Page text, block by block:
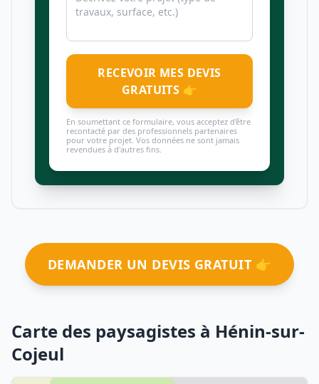
RECEVOIR MES DEVIS
GRATUITS 👉
En soumettant ce formulaire, vous acceptez d'être
recontacté par des professionnels partenaires
pour votre projet. Vos données ne sont jamais
revendues à d'autres fins.
DEMANDER UN DEVIS GRATUIT 👉
Carte des paysagistes à Hénin-sur-
Cojeul